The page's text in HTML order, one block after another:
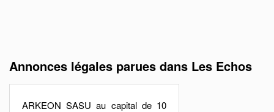
Annonces légales parues dans Les Echos
ARKEON SASU au capital de 10